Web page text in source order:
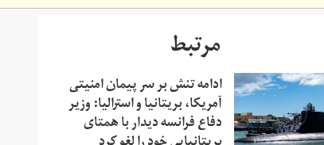
مرتبط
ادامه تنش بر سر پیمان امنیتی
آمریکا، بریتانیا و استرالیا: وزیر
دفاع فرانسه دیدار با همتای